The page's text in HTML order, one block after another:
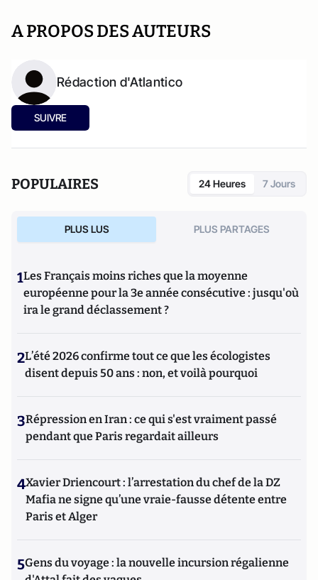
A PROPOS DES AUTEURS
Rédaction d'Atlantico
SUIVRE
POPULAIRES 24 Heures 7 Jours
PLUS LUS PLUS PARTAGES
1Les Français moins riches que la moyenne
européenne pour la 3e année consécutive : jusqu'où
ira le grand déclassement ?
2L’été 2026 confirme tout ce que les écologistes
disent depuis 50 ans : non, et voilà pourquoi
3Répression en Iran : ce qui s'est vraiment passé
pendant que Paris regardait ailleurs
4Xavier Driencourt : l’arrestation du chef de la DZ
Mafia ne signe qu’une vraie-fausse détente entre
Paris et Alger
5Gens du voyage : la nouvelle incursion régalienne